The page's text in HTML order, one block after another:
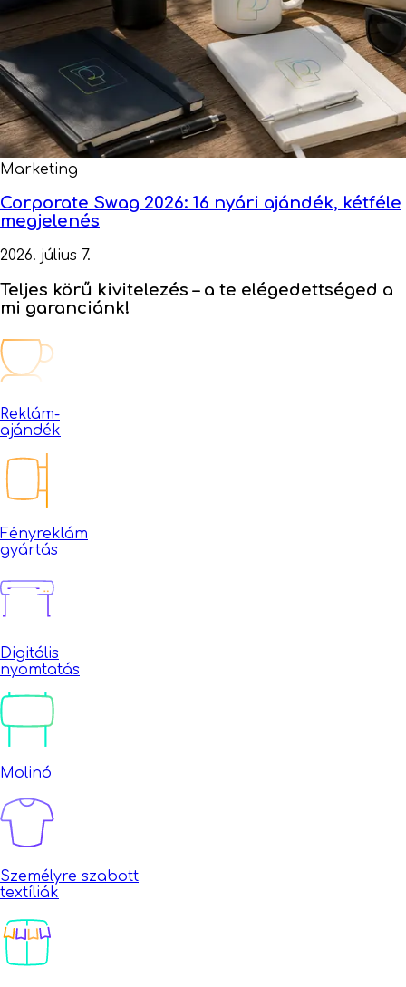
Marketing
Corporate Swag 2026: 16 nyári ajándék, kétféle
megjelenés
2026. július 7.
Teljes körű kivitelezés – a te elégedettséged a
mi garanciánk!
Reklám-
ajándék
Fényreklám
gyártás
Digitális
nyomtatás
Molinó
Személyre szabott
textíliák